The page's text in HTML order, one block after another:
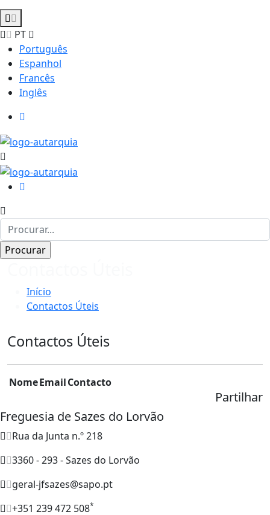
PT
Português
Espanhol
Francês
Inglês
Início
Contactos Úteis
Contactos Úteis
NomeEmailContacto
Partilhar
Freguesia de Sazes do Lorvão
Rua da Junta n.º 218
3360 - 293 - Sazes do Lorvão
geral-jfsazes@sapo.pt
+351 239 472 508*